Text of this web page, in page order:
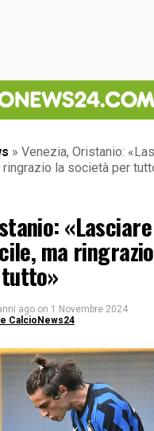
» Venezia, Oristanio:
la società per
ma
ago on 1 Novembre 2024
CalcioNews24